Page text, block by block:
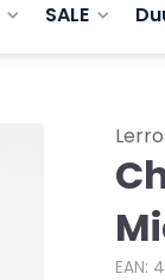
SALE
EAN: